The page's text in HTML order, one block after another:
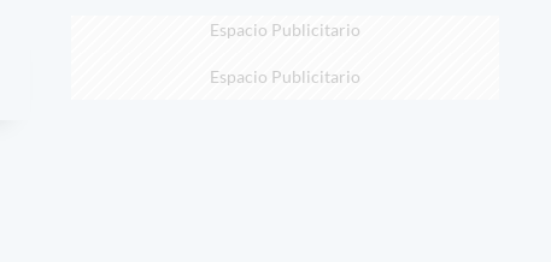
Espacio Publicitario
Espacio Publicitario